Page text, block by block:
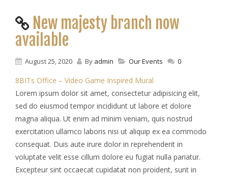
New majesty branch now
available
August 25, 2020 By admin Our Events 0
8BITs Office – Video Game Inspired Mural
Lorem ipsum dolor sit amet, consectetur adipisicing elit,
sed do eiusmod tempor incididunt ut labore et dolore
magna aliqua. Ut enim ad minim veniam, quis nostrud
exercitation ullamco laboris nisi ut aliquip ex ea commodo
consequat. Duis aute irure dolor in reprehenderit in
voluptate velit esse cillum dolore eu fugiat nulla pariatur.
Excepteur sint occaecat cupidatat non proident, sunt in